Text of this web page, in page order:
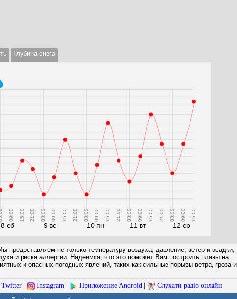
Глубина снега
8 сб
09:00 15:00 21:00
9 вс
03:00 09:00 15:00 21:00
10 пн
03:00 09:00 15:00 21:00
11 вт
03:00 09:00 15:00 21:00
12 ср
03:00 09:00 15:00
предоставляем не только температуру воздуха, давление, ветер и осадки,
и риска аллергии. Надеемся, что это поможет Вам построить планы на
и опасных погодных явлений, таких как сильные порывы ветра, гроза и
Twitter Instagram Приложение Android Слухати радіо онлайн